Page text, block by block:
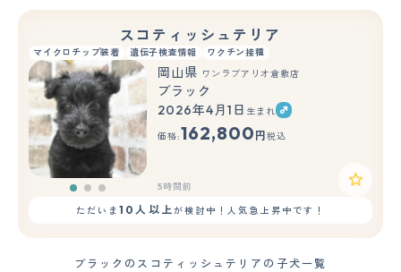
スコティッシュテリア
マイクロチップ装着 遺伝子検査情報 ワクチン接種
もっと見る
岡山県 ワンラブアリオ倉敷店
ブラック
2026年4月1日 生まれ
価格:162,800 円 税込
5時間前
ただいま10人以上が検討中！人気急上昇中です！
ブラックのスコティッシュテリアの子犬一覧